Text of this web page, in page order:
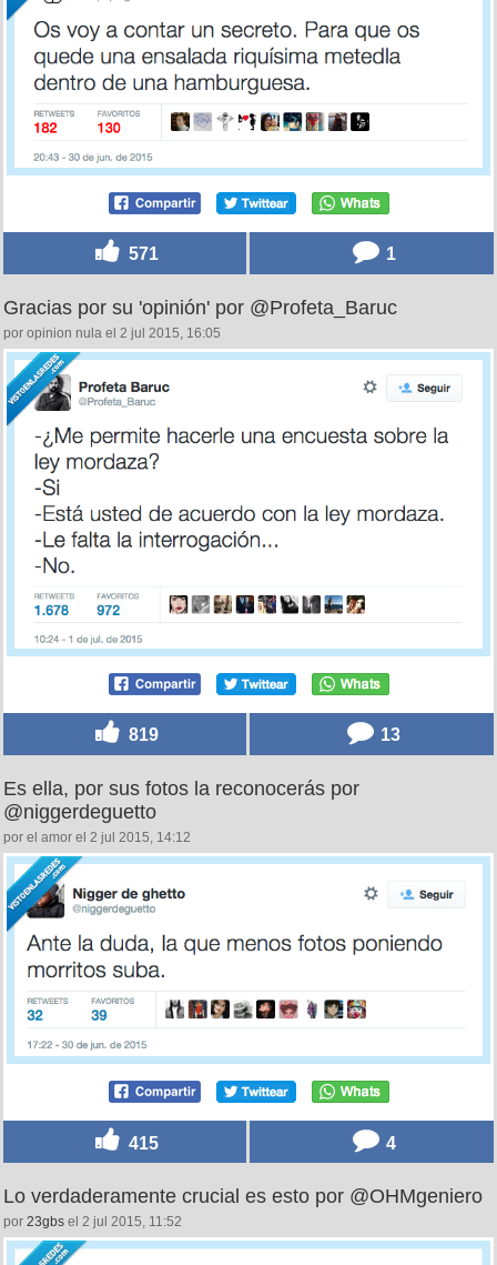
571 1
Gracias por su 'opinión' por @Profeta_Baruc
por opinion nula el 2 jul 2015, 16:05
819 13
Es ella, por sus fotos la reconocerás por
@niggerdeguetto
por el amor el 2 jul 2015, 14:12
415 4
Lo verdaderamente crucial es esto por @OHMgeniero
por 23gbs el 2 jul 2015, 11:52